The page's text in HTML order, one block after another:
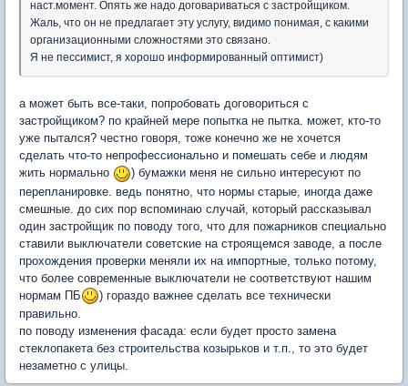
наст.момент. Опять же надо договариваться с застройщиком.
Жаль, что он не предлагает эту услугу, видимо понимая, с какими
организационными сложностями это связано.
Я не пессимист, я хорошо информированный оптимист)
а может быть все-таки, попробовать договориться с
застройщиком? по крайней мере попытка не пытка. может, кто-то
уже пытался? честно говоря, тоже конечно же не хочется
сделать что-то непрофессионально и помешать себе и людям
жить нормально
) бумажки меня не сильно интересуют по
перепланировке. ведь понятно, что нормы старые, иногда даже
смешные. до сих пор вспоминаю случай, который рассказывал
один застройщик по поводу того, что для пожарников специально
ставили выключатели советские на строящемся заводе, а после
прохождения проверки меняли их на импортные, только потому,
что более современные выключатели не соответствуют нашим
нормам ПБ
) гораздо важнее сделать все технически
правильно.
по поводу изменения фасада: если будет просто замена
стеклопакета без строительства козырьков и т.п., то это будет
незаметно с улицы.